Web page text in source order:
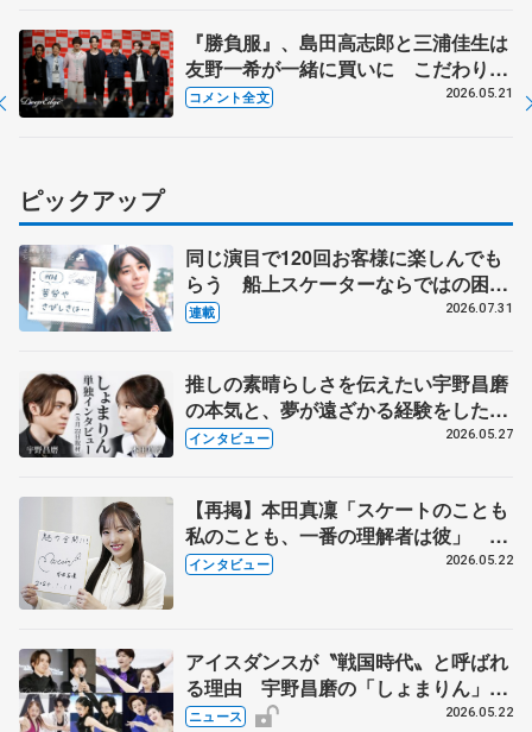
『勝負服』、島田高志郎と三浦佳生は
友野一希が一緒に買いに こだわりが
ないのは…【コラントッテ・トークイ
コメント全文 2026.05.21
ピックアップ
同じ演目で120回お客様に楽しんでも
らう 船上スケーターならではの困難
とは 影響あったPIW前キャプテン松
連載 2026.07.31
推しの素晴らしさを伝えたい宇野昌磨
の本気と、夢が遠ざかる経験をした本
田真凜の覚悟
インタビュー 2026.05.27
【再掲】本田真凜「スケートのことも
私のことも、一番の理解者は彼」 引
退時の単独インタビューで語った競技
インタビュー 2026.05.22
アイスダンスが〝戦国時代〟と呼ばれ
る理由 宇野昌磨の「しょまりん」ら
実力者が相次いで参戦 国内の競争激
ニュース 2026.05.22